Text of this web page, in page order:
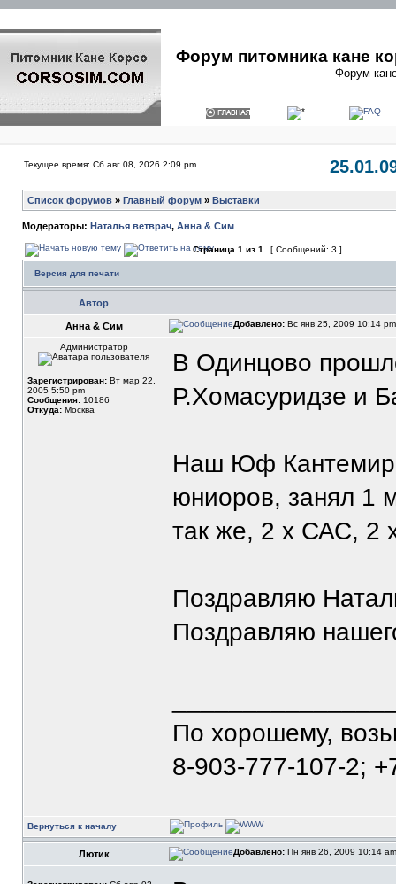
Форум питомника кане
Форум
Текущее время: Сб авг 08, 2026 2:09 pm
Список форумов » Главный форум » Выставки
Модераторы: Наталья ветврач, Анна & Сим
Страница 1 из 1 [ Сообщений: 3 ]
Версия для печати
Автор
Анна & Сим Добавлено: Вс янв 25, 2009 10:14
Администратор
Зарегистрирован: Вт мар 22,
2005 5:50 pm
Сообщения: 10186
Откуда: Москва
В Одинцово
Р.Хомасуридзе и
Наш Юф
юниоров, занял 1
так же, 2 х САС,
Поздравляю
Поздравляю
По хорошему,
8-903-777-107-2;
Вернуться к началу
Лютик Добавлено: Пн янв 26, 2009 10:14